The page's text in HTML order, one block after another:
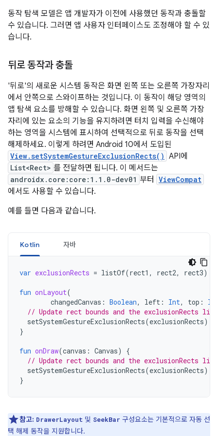
동작 탐색 모델은 앱 개발자가 이전에 사용했던 동작과 충돌할
수 있습니다. 그러면 앱 사용자 인터페이스도 조정해야 할 수 있
습니다.
뒤로 동작과 충돌
'뒤로'의 새로운 시스템 동작은 화면 왼쪽 또는 오른쪽 가장자리
에서 안쪽으로 스와이프하는 것입니다. 이 동작이 해당 영역의
앱 탐색 요소를 방해할 수 있습니다. 화면 왼쪽 및 오른쪽 가장
자리에 있는 요소의 기능을 유지하려면 터치 입력을 수신해야
하는 영역을 시스템에 표시하여 선택적으로 뒤로 동작을 선택
해제하세요. 이렇게 하려면 Android 10에서 도입된
View.setSystemGestureExclusionRects() API에
List<Rect> 를 전달하면 됩니다. 이 메서드는
androidx.core:core:1.1.0-dev01 부터 ViewCompat
에서도 사용할 수 있습니다.
예를 들면 다음과 같습니다.
Kotlin 자바
var exclusionRects = listOf(rect1 , rect2, rect3)
fun onLayout(
changedCanvas : Boolean, left : Int, top :
// Update rect bounds and the exclusionRects list
setSystemGestureExclusionRects(exclusionRects)
}
fun onDraw(canvas : Canvas)
{
// Update rect bounds and the exclusionRects list
setSystemGestureExclusionRects(exclusionRects)
}
참고: DrawerLayout 및 SeekBar 구성요소는 기본적으로 자동 선
택 해제 동작을 지원합니다.